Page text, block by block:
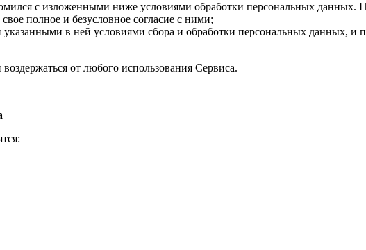
с изложенными ниже условиями обработки персональных данных.
полное и безусловное согласие с ними;
в ней условиями сбора и обработки персональных данных, и
от любого использования Сервиса.